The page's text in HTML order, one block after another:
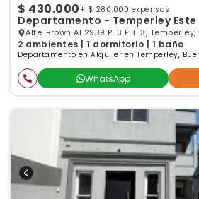
$ 430.000 + $ 280.000 expensas
Departamento - Temperley Este
Alte. Brown Al 2939 P. 3 E T. 3, Temperley,
2 ambientes | 1 dormitorio | 1 baño
Departamento en Alquiler en Temperley,
WhatsApp